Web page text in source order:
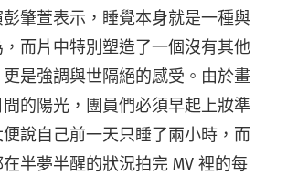
肇萱表示，睡覺本身就是一種與
而片中特別塑造了一個沒有其他
是強調與世隔絕的感受。由於畫
的陽光，團員們必須早起上妝準
說自己前一天只睡了兩小時，而
半夢半醒的狀況拍完 MV 裡的每